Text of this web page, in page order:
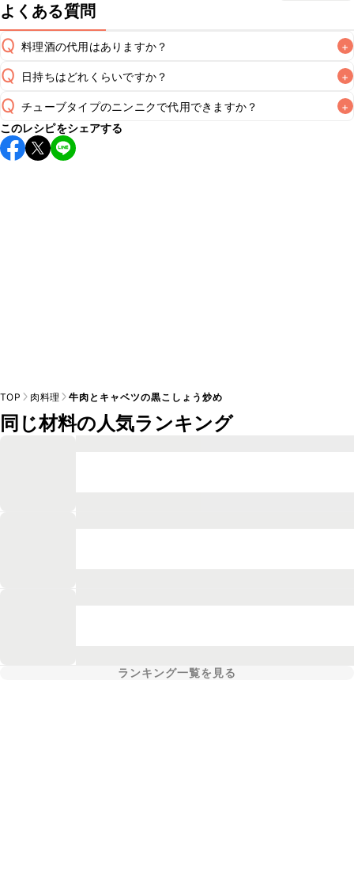
よくある質問
Q 料理酒の代用はありますか？ +
A
Q 日持ちはどれくらいですか？ +
A
保存期間は冷蔵で翌日中が目安です。なるべくお早めにお召
し上がりください。
※日持ちは目安です。
Q チューブタイプのニンニクで代用できますか？ +
A
チューブタイプのニンニクを使用してもお作りいただけま
す。レシピと同量を目安に加え、お好みの風味になるようご
このレシピをシェアする
TOP 肉料理 牛肉とキャベツの黒こしょう炒め
同じ材料の人気ランキング
ランキング一覧を見る